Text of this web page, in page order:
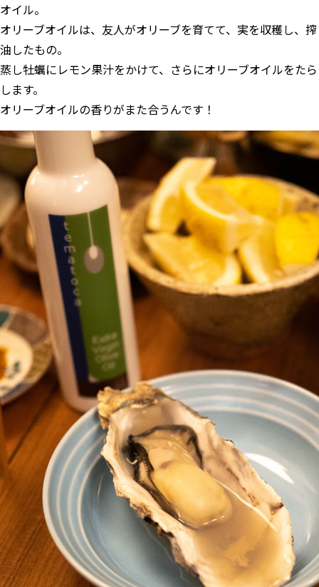
オイル。
オリーブオイルは、友人がオリーブを育てて、実を収穫し、搾
油したもの。
蒸し牡蠣にレモン果汁をかけて、さらにオリーブオイルをたら
します。
オリーブオイルの香りがまた合うんです！